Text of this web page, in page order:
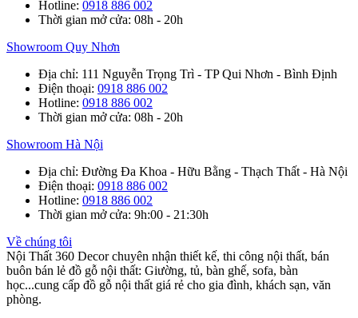
Hotline: 0918 886 002
Thời gian mở cửa: 08h - 20h
Showroom Quy Nhơn
Địa chỉ: 111 Nguyễn Trọng Trì - TP Qui Nhơn - Bình Định
Điện thoại: 0918 886 002
Hotline: 0918 886 002
Thời gian mở cửa: 08h - 20h
Showroom Hà Nội
Địa chỉ: Đường Đa Khoa - Hữu Bằng - Thạch Thất - Hà Nội
Điện thoại: 0918 886 002
Hotline: 0918 886 002
Thời gian mở cửa: 9h:00 - 21:30h
Về chúng tôi
Nội Thất 360 Decor chuyên nhận thiết kế, thi công nội thất, bán
buôn bán lẻ đồ gỗ nội thất: Giường, tủ, bàn ghế, sofa, bàn
học...cung cấp đồ gỗ nội thất giá rẻ cho gia đình, khách sạn, văn
phòng.